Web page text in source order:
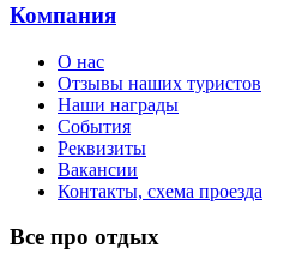
Компания
О нас
Отзывы наших туристов
Наши награды
События
Реквизиты
Вакансии
Контакты, схема проезда
Все про отдых